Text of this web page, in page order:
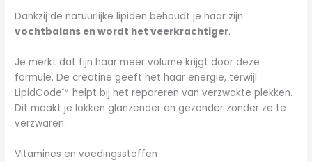
Dankzij de natuurlijke lipiden behoudt je haar zijn
vochtbalans en wordt het veerkrachtiger.
Je merkt dat fijn haar meer volume krijgt door deze
formule. De creatine geeft het haar energie, terwijl
LipidCode™ helpt bij het repareren van verzwakte plekken.
Dit maakt je lokken glanzender en gezonder zonder ze te
verzwaren.
Vitamines en voedingsstoffen